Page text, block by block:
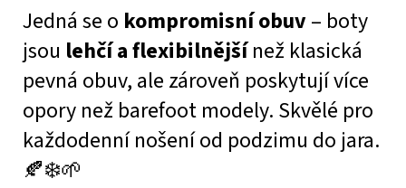
Jedná se o kompromisní obuv– boty
jsou lehčí a flexibilnějšínež klasická
pevná obuv, ale zároveň poskytují více
opory než barefoot modely. Skvělé pro
každodenní nošení od podzimu do jara.
🍂❄️🌱